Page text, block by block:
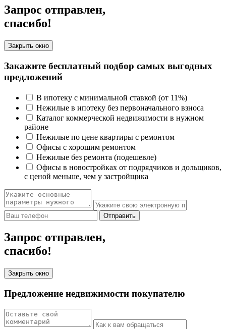
Запрос отправлен,
спасибо!
Закрыть окно
Закажите бесплатный подбор самых выгодных
предложений
В ипотеку с минимальной ставкой (от 11%)
Нежилые в ипотеку без первоначального взноса
Каталог коммерческой недвижимости в нужном
районе
Нежилые по цене квартиры с ремонтом
Офисы с хорошим ремонтом
Нежилые без ремонта (подешевле)
Офисы в новостройках от подрядчиков и дольщиков,
с ценой меньше, чем у застройщика
Отправить
Запрос отправлен,
спасибо!
Закрыть окно
Предложение недвижимости покупателю